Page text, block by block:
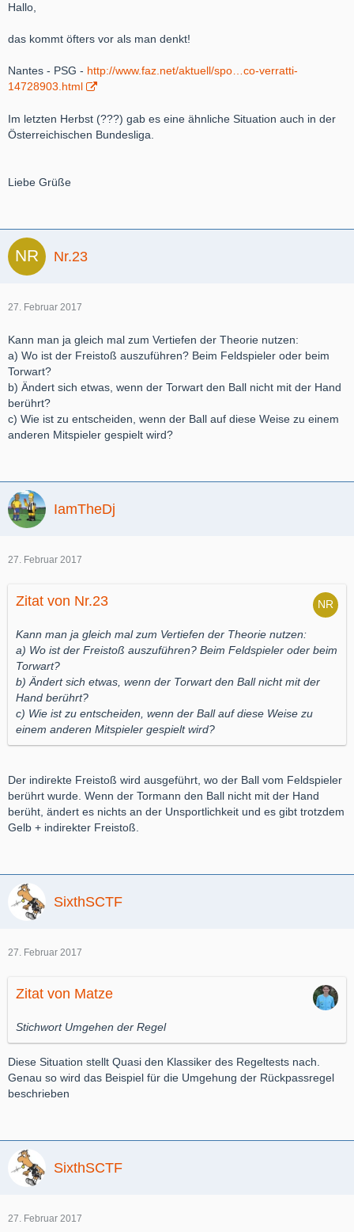
Hallo,
das kommt öfters vor als man denkt!
Nantes - PSG - http://www.faz.net/aktuell/spo…co-verratti-
14728903.html
Im letzten Herbst (???) gab es eine ähnliche Situation auch in der
Österreichischen Bundesliga.
Liebe Grüße
Nr.23
27. Februar 2017
Kann man ja gleich mal zum Vertiefen der Theorie nutzen:
a) Wo ist der Freistoß auszuführen? Beim Feldspieler oder beim
Torwart?
b) Ändert sich etwas, wenn der Torwart den Ball nicht mit der Hand
berührt?
c) Wie ist zu entscheiden, wenn der Ball auf diese Weise zu einem
anderen Mitspieler gespielt wird?
IamTheDj
27. Februar 2017
Zitat von Nr.23
Kann man ja gleich mal zum Vertiefen der Theorie nutzen:
a) Wo ist der Freistoß auszuführen? Beim Feldspieler oder beim
Torwart?
b) Ändert sich etwas, wenn der Torwart den Ball nicht mit der
Hand berührt?
c) Wie ist zu entscheiden, wenn der Ball auf diese Weise zu
einem anderen Mitspieler gespielt wird?
Der indirekte Freistoß wird ausgeführt, wo der Ball vom Feldspieler
berührt wurde. Wenn der Tormann den Ball nicht mit der Hand
berüht, ändert es nichts an der Unsportlichkeit und es gibt trotzdem
Gelb + indirekter Freistoß.
SixthSCTF
27. Februar 2017
Zitat von Matze
Stichwort Umgehen der Regel
Diese Situation stellt Quasi den Klassiker des Regeltests nach.
Genau so wird das Beispiel für die Umgehung der Rückpassregel
beschrieben
SixthSCTF
27. Februar 2017